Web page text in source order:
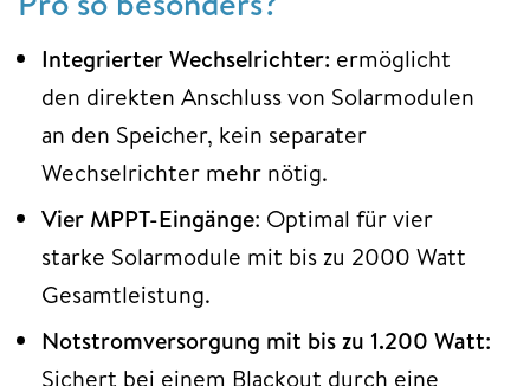
Integrierter Wechselrichter: ermöglicht
den direkten Anschluss von Solarmodulen
an den Speicher, kein separater
Wechselrichter mehr nötig.
Vier MPPT-Eingänge: Optimal für vier
starke Solarmodule mit bis zu 2000 Watt
Gesamtleistung.
Notstromversorgung mit bis zu 1.200 Watt:
Sichert bei einem Blackout durch eine